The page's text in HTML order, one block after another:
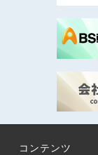
コンテンツ